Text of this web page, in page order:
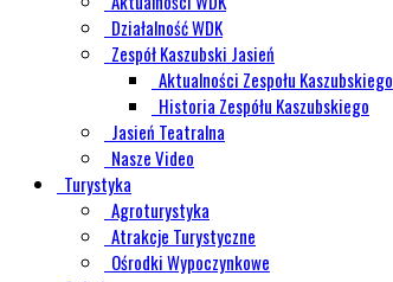
Działalność WDK
Zespół Kaszubski Jasień
Aktualności Zespołu Kaszubskiego
Historia Zespółu Kaszubskiego
Jasień Teatralna
Nasze Video
Turystyka
Agroturystyka
Atrakcje Turystyczne
Ośrodki Wypoczynkowe